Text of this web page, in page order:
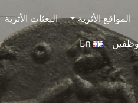
المواقع الأثرية البعثات الأثرية
En